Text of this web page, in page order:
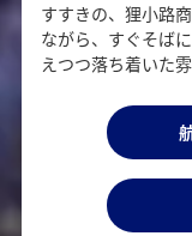
すすきの、狸小路
ながら、すぐそば
えつつ落ち着いた